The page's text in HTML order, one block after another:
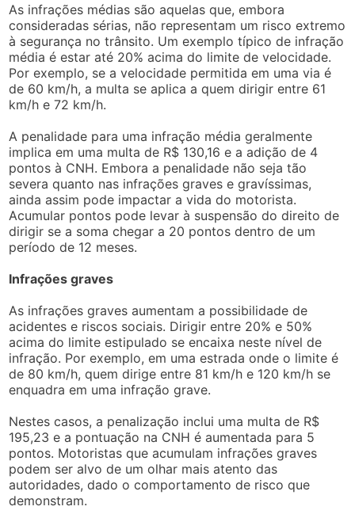
As infrações médias são aquelas que, embora
consideradas sérias, não representam um risco extremo
à segurança no trânsito. Um exemplo típico de infração
média é estar até 20% acima do limite de velocidade.
Por exemplo, se a velocidade permitida em uma via é
de 60 km/h, a multa se aplica a quem dirigir entre 61
km/h e 72 km/h.
A penalidade para uma infração média geralmente
implica em uma multa de R$ 130,16 e a adição de 4
pontos à CNH. Embora a penalidade não seja tão
severa quanto nas infrações graves e gravíssimas,
ainda assim pode impactar a vida do motorista.
Acumular pontos pode levar à suspensão do direito de
dirigir se a soma chegar a 20 pontos dentro de um
período de 12 meses.
Infrações graves
As infrações graves aumentam a possibilidade de
acidentes e riscos sociais. Dirigir entre 20% e 50%
acima do limite estipulado se encaixa neste nível de
infração. Por exemplo, em uma estrada onde o limite é
de 80 km/h, quem dirige entre 81 km/h e 120 km/h se
enquadra em uma infração grave.
Nestes casos, a penalização inclui uma multa de R$
195,23 e a pontuação na CNH é aumentada para 5
pontos. Motoristas que acumulam infrações graves
podem ser alvo de um olhar mais atento das
autoridades, dado o comportamento de risco que
demonstram.